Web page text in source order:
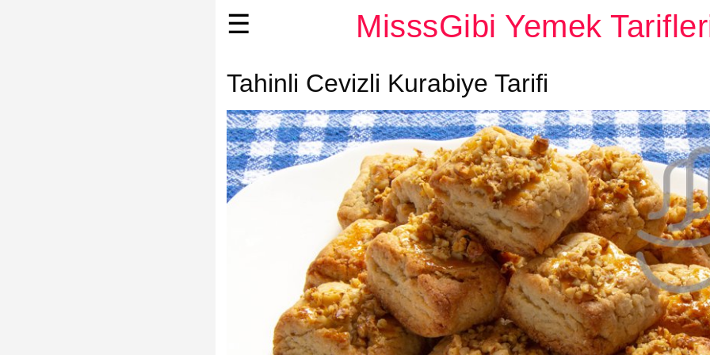
MisssGibi Yemek
☰
Tahinli Cevizli Kurabiye Tarifi